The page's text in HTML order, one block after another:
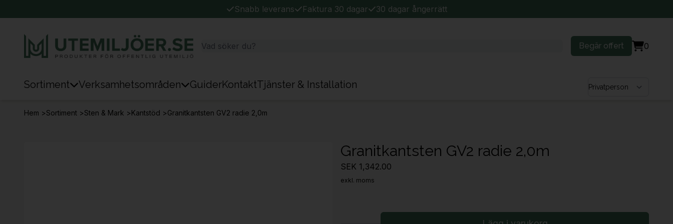
Snabb leverans Faktura 30 dagar 30 dagar ångerrätt
Begär offert 0
Sortiment Verksamhetsområden GuiderKontaktTjänster & Installation Välj kundtyp
Hem >Sortiment >Sten & Mark >Kantstöd >Granitkantsten GV2 radie 2,0m
Granitkantsten GV2 radie 2,0m
SEK 1,342.00
exkl. moms